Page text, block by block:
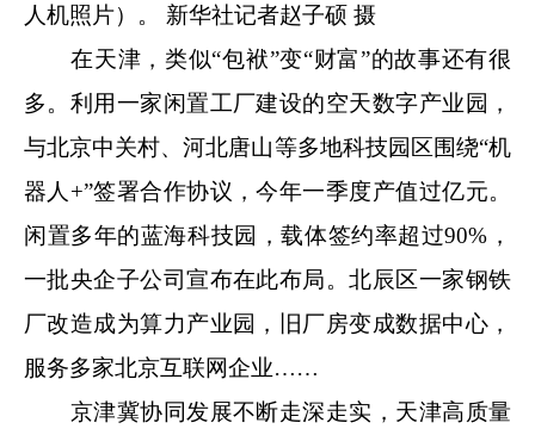
人机照片）。 新华社记者赵子硕 摄
在天津，类似“包袱”变“财富”的故事还有很
多。利用一家闲置工厂建设的空天数字产业园，
与北京中关村、河北唐山等多地科技园区围绕“机
器人+”签署合作协议，今年一季度产值过亿元。
闲置多年的蓝海科技园，载体签约率超过90%，
一批央企子公司宣布在此布局。北辰区一家钢铁
厂改造成为算力产业园，旧厂房变成数据中心，
服务多家北京互联网企业……
京津冀协同发展不断走深走实，天津高质量